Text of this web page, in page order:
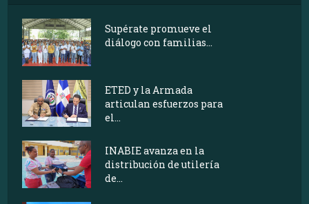
Supérate promueve el
diálogo con familias...
ETED y la Armada
articulan esfuerzos para
el...
INABIE avanza en la
distribución de utilería
de...